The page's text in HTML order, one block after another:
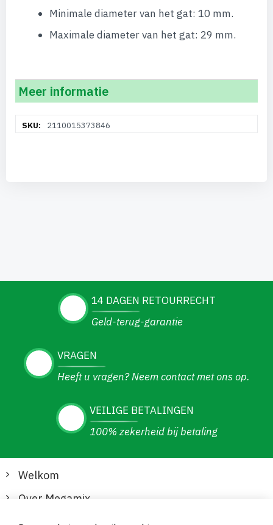
Minimale diameter van het gat: 10 mm.
Maximale diameter van het gat: 29 mm.
Meer informatie
informatie2110015373846
14 DAGEN RETOURRECHT
Geld-terug-garantie
VRAGEN
Heeft u vragen? Neem contact met ons op.
VEILIGE BETALINGEN
100% zekerheid bij betaling
Welkom
Over Megamix
Informatie